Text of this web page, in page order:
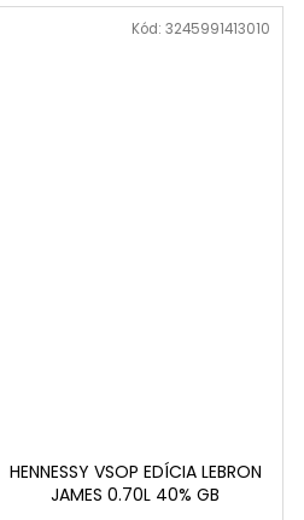
HENNESSY VSOP EDÍCIA LEBRON
JAMES 0.70L 40% GB
Kód:3245991413010